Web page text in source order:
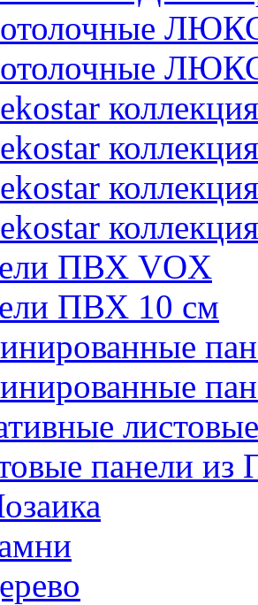
ПВХ VOX
ПВХ 10 см
панели из